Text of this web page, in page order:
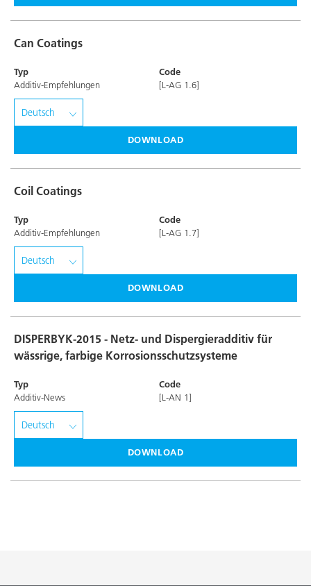
Can Coatings
Typ
Additiv-Empfehlungen
Code
[L-AG 1.6]
DOWNLOAD
Coil Coatings
Typ
Additiv-Empfehlungen
Code
[L-AG 1.7]
DOWNLOAD
DISPERBYK-2015 - Netz- und Dispergieradditiv für
wässrige, farbige Korrosionsschutzsysteme
Typ
Additiv-News
Code
[L-AN 1]
DOWNLOAD